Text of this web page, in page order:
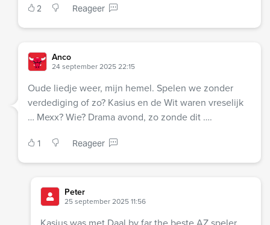
2 Reageer
Anco
24 september 2025 22:15
Oude liedje weer, mijn hemel. Spelen we zonder
verdediging of zo? Kasius en de Wit waren vreselijk
… Mexx? Wie? Drama avond, zo zonde dit ….
1 Reageer
Peter
25 september 2025 11:56